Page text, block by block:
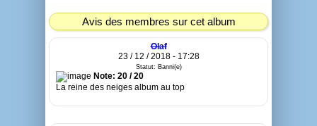
Avis des membres sur cet album
Olaf
23 / 12 / 2018 - 17:28
Statut: Banni(e)
Note: 20 / 20
La reine des neiges album au top